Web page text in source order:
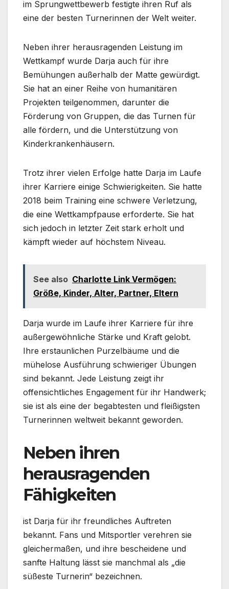
im Sprungwettbewerb festigte ihren Ruf als
eine der besten Turnerinnen der Welt weiter.
Neben ihrer herausragenden Leistung im
Wettkampf wurde Darja auch für ihre
Bemühungen außerhalb der Matte gewürdigt.
Sie hat an einer Reihe von humanitären
Projekten teilgenommen, darunter die
Förderung von Gruppen, die das Turnen für
alle fördern, und die Unterstützung von
Kinderkrankenhäusern.
Trotz ihrer vielen Erfolge hatte Darja im Laufe
ihrer Karriere einige Schwierigkeiten. Sie hatte
2018 beim Training eine schwere Verletzung,
die eine Wettkampfpause erforderte. Sie hat
sich jedoch in letzter Zeit stark erholt und
kämpft wieder auf höchstem Niveau.
See also Charlotte Link Vermögen:
Größe, Kinder, Alter, Partner, Eltern
Darja wurde im Laufe ihrer Karriere für ihre
außergewöhnliche Stärke und Kraft gelobt.
Ihre erstaunlichen Purzelbäume und die
mühelose Ausführung schwieriger Übungen
sind bekannt. Jede Leistung zeigt ihr
offensichtliches Engagement für ihr Handwerk;
sie ist als eine der begabtesten und fleißigsten
Turnerinnen weltweit bekannt geworden.
Neben ihren
herausragenden
Fähigkeiten
ist Darja für ihr freundliches Auftreten
bekannt. Fans und Mitsportler verehren sie
gleichermaßen, und ihre bescheidene und
sanfte Haltung lässt sie manchmal als „die
süßeste Turnerin“ bezeichnen.